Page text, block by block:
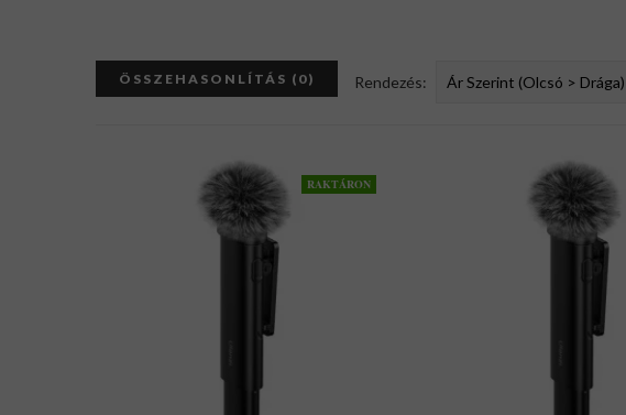
ÖSSZEHASONLÍTÁS (0) Rendezés:
RAKTÁRON